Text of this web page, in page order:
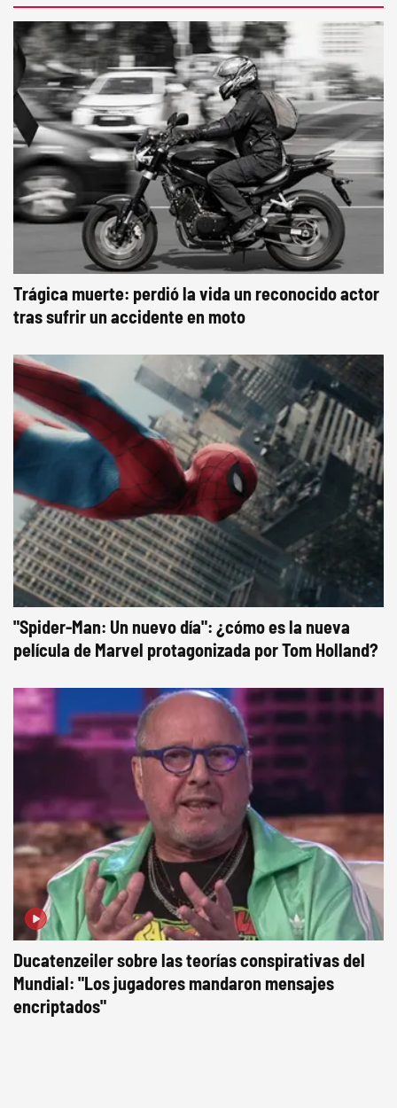
Trágica muerte: perdió la vida un reconocido actor
tras sufrir un accidente en moto
"Spider-Man: Un nuevo día": ¿cómo es la nueva
película de Marvel protagonizada por Tom Holland?
Ducatenzeiler sobre las teorías conspirativas del
Mundial: "Los jugadores mandaron mensajes
encriptados"